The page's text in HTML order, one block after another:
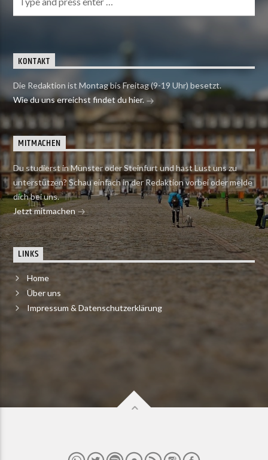
KONTAKT
Die Redaktion ist Montag bis Freitag (9-19 Uhr) besetzt.
Wie du uns erreichst findet du hier.
MITMACHEN
Du studierst in Münster oder Steinfurt und hast Lust uns zu
unterstützen? Schau einfach in der Redaktion vorbei oder melde
dich bei uns.
Jetzt mitmachen
LINKS
Home
Über uns
Impressum & Datenschutzerklärung